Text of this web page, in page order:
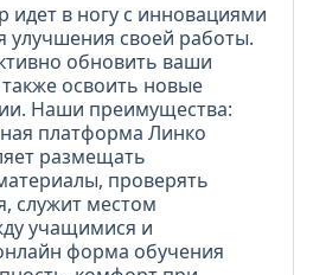
в ногу с инновациями
улучшения своей работы.
обновить ваши
освоить новые
Наши преимущества:
платформа Линко
размещать
проверять
служит местом
учащимися и
форма обучения